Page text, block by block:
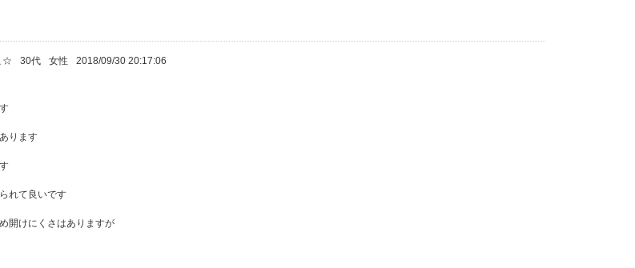
☆ 30代 女性 2018/09/30 20:17:06
ります
れて良いです
開けにくさはありますが